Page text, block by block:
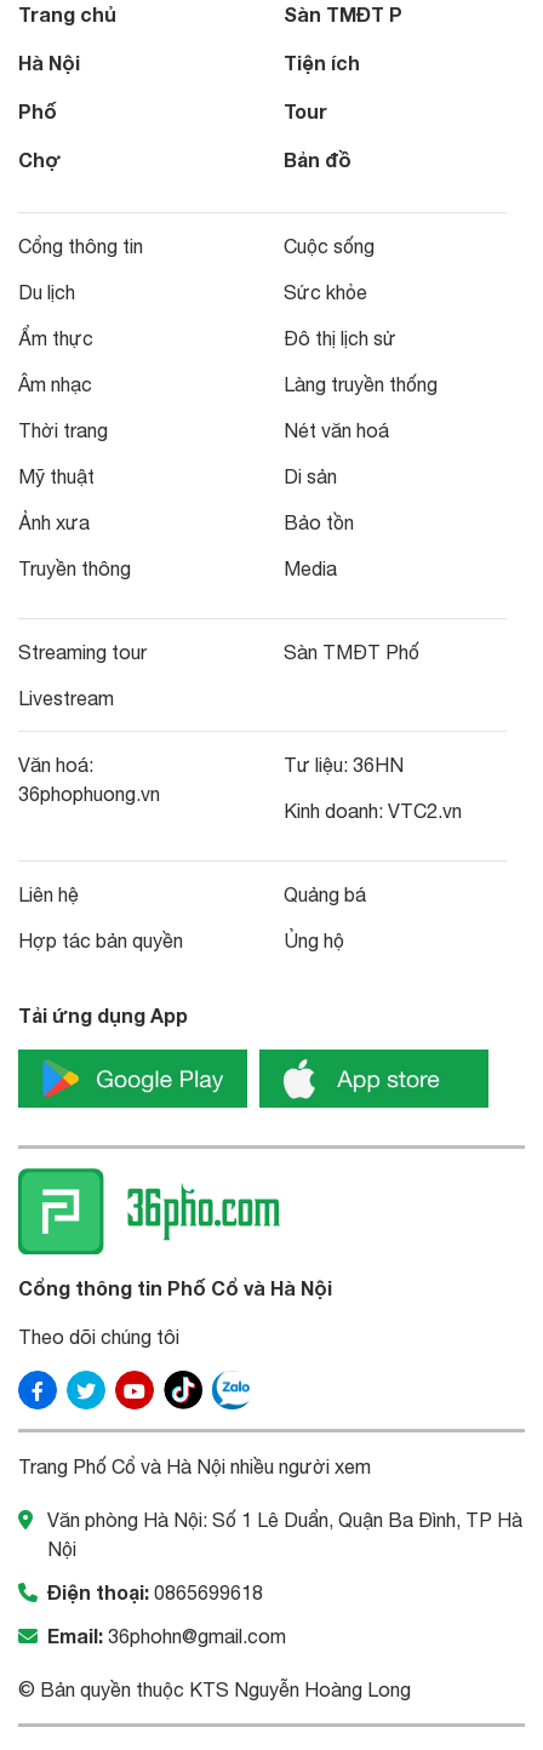
Trang chủ
Hà Nội
Phố
Chợ
Sàn TMĐT P
Tiện ích
Tour
Bản đồ
Cổng thông tin
Du lịch
Ẩm thực
Âm nhạc
Thời trang
Mỹ thuật
Ảnh xưa
Truyền thông
Cuộc sống
Sức khỏe
Đô thị lịch sử
Làng truyền thống
Nét văn hoá
Di sản
Bảo tồn
Media
Streaming tour
Livestream
Sàn TMĐT Phố
Văn hoá:
36phophuong.vn
Tư liệu: 36HN
Kinh doanh: VTC2.vn
Liên hệ
Hợp tác bản quyền
Quảng bá
Ủng hộ
Tải ứng dụng App
Cổng thông tin Phố Cổ và Hà Nội
Theo dõi chúng tôi
Trang Phố Cổ và Hà Nội nhiều người xem
Văn phòng Hà Nội: Số 1 Lê Duẩn, Quận Ba Đình, TP Hà
Nội
Điện thoại: 0865699618
Email: 36phohn@gmail.com
© Bản quyền thuộc KTS Nguyễn Hoàng Long